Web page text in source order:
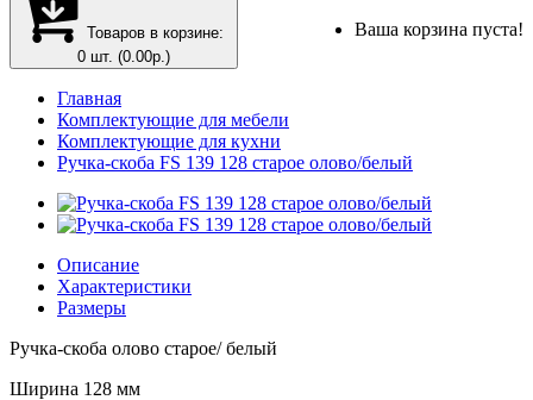
Товаров в корзине:
0 шт. (0.00р.)
Ваша корзина пуста!
Главная
Комплектующие для мебели
Комплектующие для кухни
Ручка-скоба FS 139 128 старое олово/белый
Описание
Характеристики
Размеры
Ручка-скоба олово старое/ белый
Ширина 128 мм